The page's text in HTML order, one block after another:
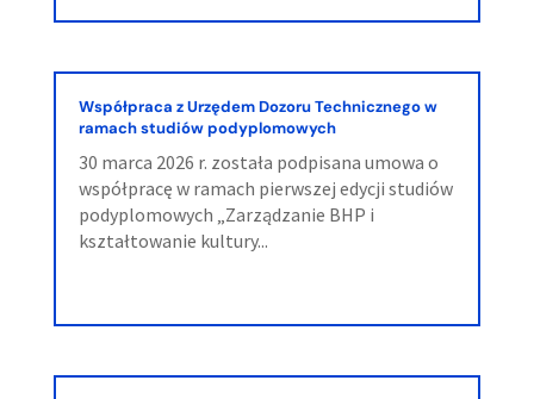
Współpraca z Urzędem Dozoru Technicznego w
ramach studiów podyplomowych
30 marca 2026 r. została podpisana umowa o
współpracę w ramach pierwszej edycji studiów
podyplomowych „Zarządzanie BHP i
kształtowanie kultury...